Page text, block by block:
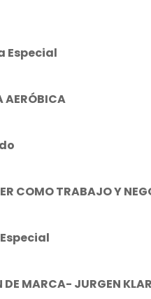
Especial
AERÓBICA
COMO TRABAJO Y
MARCA- JURGEN